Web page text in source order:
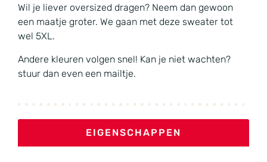
Wil je liever oversized dragen? Neem dan gewoon
een maatje groter. We gaan met deze sweater tot
wel 5XL.
Andere kleuren volgen snel! Kan je niet wachten?
stuur dan even een mailtje.
EIGENSCHAPPEN